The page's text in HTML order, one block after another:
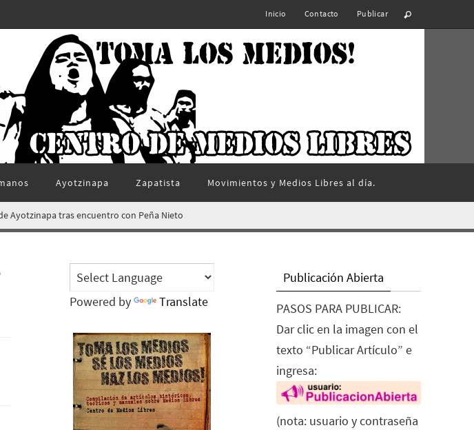
Inicio Contacto Publicar
Ayotzinapa Zapatista Movimientos y Medios Libres al día.
Ayotzinapa tras encuentro con Peña Nieto
Powered by Translate
Publicación Abierta
PASOS PARA PUBLICAR:
Dar clic en la imagen con el
texto “Publicar Artículo” e
ingresa:
(nota: usuario y contraseña